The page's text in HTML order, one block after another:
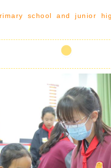
school and junior